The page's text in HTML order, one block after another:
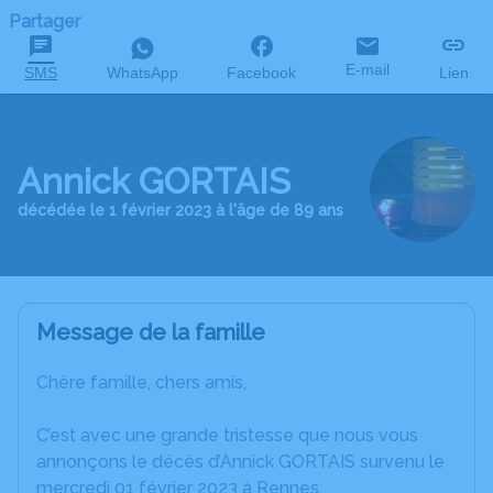
Partager
SMS WhatsApp Facebook E-mail Lien
Annick GORTAIS
décédée le 1 février 2023 à l'âge de 89 ans
Message de la famille
Chère famille, chers amis,
C’est avec une grande tristesse que nous vous
annonçons le décès d’Annick GORTAIS survenu le
mercredi 01 février 2023 à Rennes.